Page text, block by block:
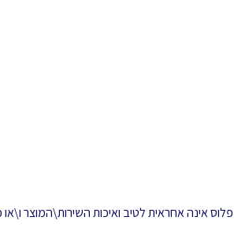
אינה אחראית לטיב ואיכות השירות\המוצר